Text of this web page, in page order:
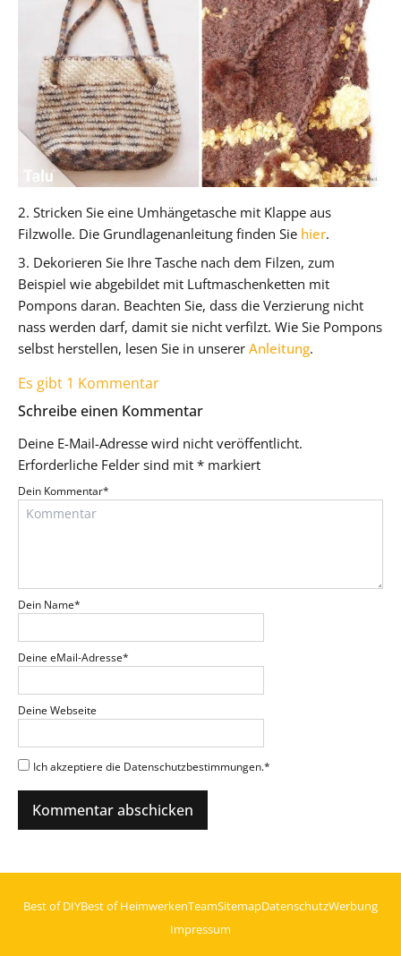
2. Stricken Sie eine Umhängetasche mit Klappe aus
Filzwolle. Die Grundlagenanleitung finden Sie hier.
3. Dekorieren Sie Ihre Tasche nach dem Filzen, zum
Beispiel wie abgebildet mit Luftmaschenketten mit
Pompons daran. Beachten Sie, dass die Verzierung nicht
nass werden darf, damit sie nicht verfilzt. Wie Sie Pompons
selbst herstellen, lesen Sie in unserer Anleitung.
Es gibt 1 Kommentar
Schreibe einen Kommentar
Deine E-Mail-Adresse wird nicht veröffentlicht.
Erforderliche Felder sind mit * markiert
Dein Kommentar*
Dein Name*
Deine eMail-Adresse*
Deine Webseite
Ich akzeptiere die Datenschutzbestimmungen.*
Best of DIYBest of HeimwerkenTeamSitemapDatenschutzWerbung
Impressum